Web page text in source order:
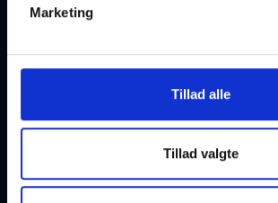
Marketing
Tillad alle
Tillad valgte